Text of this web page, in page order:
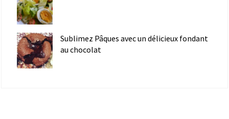
Sublimez Pâques avec un délicieux fondant
au chocolat